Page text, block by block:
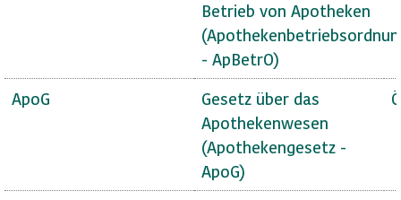
Betrieb von Apotheken
- ApBetrO)
ApoG
Gesetz über das
Apothekenwesen
(Apothekengesetz -
ApoG)